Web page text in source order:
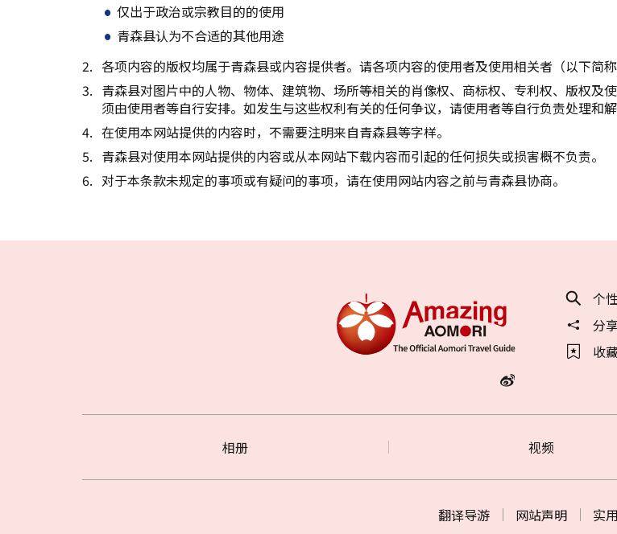
仅出于政治或宗教目的的使用
青森县认为不合适的其他用途
各项内容的版权均属于青森县或内容提供者。请各项内容的使用者及使用相关者（以下简
青森县对图片中的人物、物体、建筑物、场所等相关的肖像权、商标权、专利权、版权及
须由使用者等自行安排。如发生与这些权利有关的任何争议，请使用者等自行负责处理和解
在使用本网站提供的内容时，不需要注明来自青森县等字样。
青森县对使用本网站提供的内容或从本网站下载内容而引起的任何损失或损害概不负责。
对于本条款未规定的事项或有疑问的事项，请在使用网站内容之前与青森县协商。
个
分
收
相册 视频
翻译导游 网站声明 实